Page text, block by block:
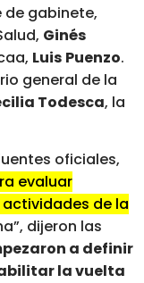
de gabinete,
Ginés
Luis Puenzo.
general de la
Todesca, la
oficiales,
evaluar
de la
dijeron las
a definir
la vuelta